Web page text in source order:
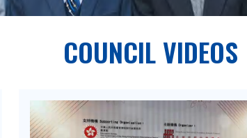
COUNCIL VIDEOS